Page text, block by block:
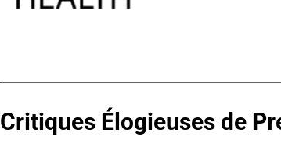
Critiques Élogieuses de